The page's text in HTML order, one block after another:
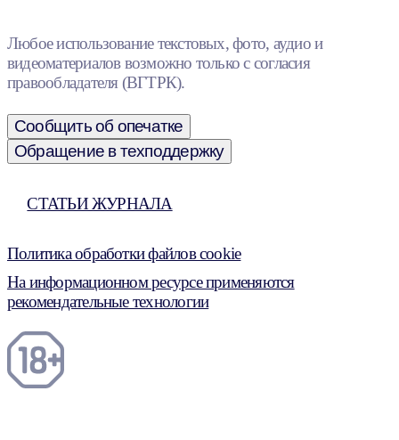
Любое использование текстовых, фото, аудио и
видеоматериалов возможно только с согласия
правообладателя (ВГТРК).
Сообщить об опечатке
Обращение в техподдержку
СТАТЬИ ЖУРНАЛА
Политика обработки файлов cookie
На информационном ресурсе применяются
рекомендательные технологии